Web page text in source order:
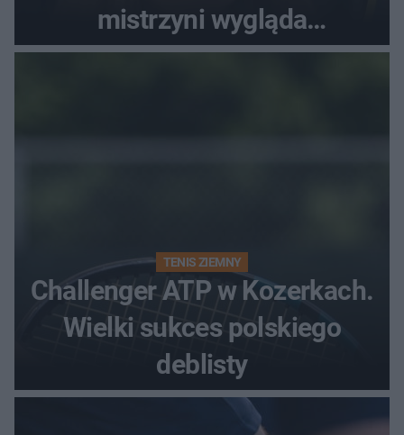
mistrzyni wygląda
zjawiskowo
TENIS ZIEMNY
Challenger ATP w Kozerkach.
Wielki sukces polskiego
deblisty